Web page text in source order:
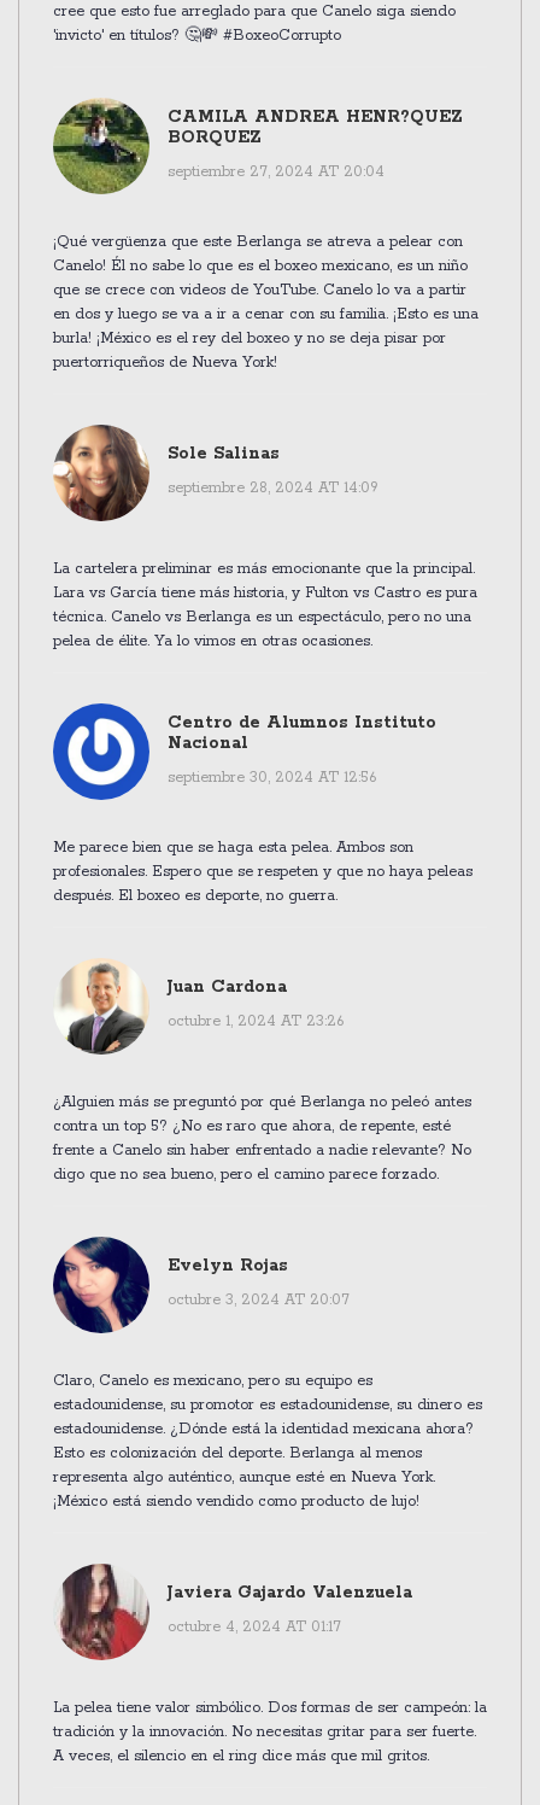
cree que esto fue arreglado para que Canelo siga siendo
'invicto' en títulos? 🤔💸 #BoxeoCorrupto
CAMILA ANDREA HENR?QUEZ
BORQUEZ
septiembre 27, 2024 AT 20:04
¡Qué vergüenza que este Berlanga se atreva a pelear con
Canelo! Él no sabe lo que es el boxeo mexicano, es un niño
que se crece con videos de YouTube. Canelo lo va a partir
en dos y luego se va a ir a cenar con su familia. ¡Esto es una
burla! ¡México es el rey del boxeo y no se deja pisar por
puertorriqueños de Nueva York!
Sole Salinas
septiembre 28, 2024 AT 14:09
La cartelera preliminar es más emocionante que la principal.
Lara vs García tiene más historia, y Fulton vs Castro es pura
técnica. Canelo vs Berlanga es un espectáculo, pero no una
pelea de élite. Ya lo vimos en otras ocasiones.
Centro de Alumnos Instituto
Nacional
septiembre 30, 2024 AT 12:56
Me parece bien que se haga esta pelea. Ambos son
profesionales. Espero que se respeten y que no haya peleas
después. El boxeo es deporte, no guerra.
Juan Cardona
octubre 1, 2024 AT 23:26
¿Alguien más se preguntó por qué Berlanga no peleó antes
contra un top 5? ¿No es raro que ahora, de repente, esté
frente a Canelo sin haber enfrentado a nadie relevante? No
digo que no sea bueno, pero el camino parece forzado.
Evelyn Rojas
octubre 3, 2024 AT 20:07
Claro, Canelo es mexicano, pero su equipo es
estadounidense, su promotor es estadounidense, su dinero es
estadounidense. ¿Dónde está la identidad mexicana ahora?
Esto es colonización del deporte. Berlanga al menos
representa algo auténtico, aunque esté en Nueva York.
¡México está siendo vendido como producto de lujo!
Javiera Gajardo Valenzuela
octubre 4, 2024 AT 01:17
La pelea tiene valor simbólico. Dos formas de ser campeón: la
tradición y la innovación. No necesitas gritar para ser fuerte.
A veces, el silencio en el ring dice más que mil gritos.